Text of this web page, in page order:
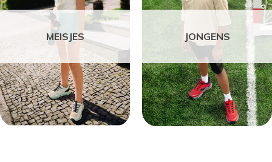
MEISJES JONGENS